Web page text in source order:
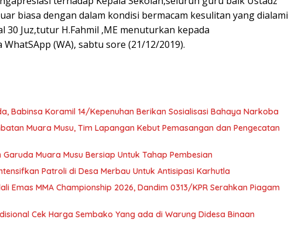
biasa dengan dalam kondisi bermacam kesulitan yang dialami
30 Juz,tutur H.Fahmil ,ME menuturkan kepada
(WA), sabtu sore (21/12/2019).
Babinsa Koramil 14/Kepenuhan Berikan Sosialisasi Bahaya Narkoba
Muara Musu, Tim Lapangan Kebut Pemasangan dan Pengecatan
Muara Musu Bersiap Untuk Tahap Pembesian
Patroli di Desa Merbau Untuk Antisipasi Karhutla
Emas MMA Championship 2026, Dandim 0313/KPR Serahkan Piagam
Cek Harga Sembako Yang ada di Warung Didesa Binaan